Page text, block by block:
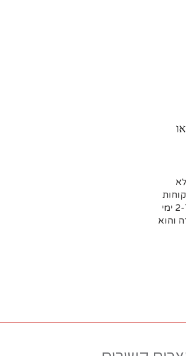
שמזמינים מראש דרך האתר וקובעים איסוף עצמי או משלוח (בדרך כלל 2-7 ימי
והוא